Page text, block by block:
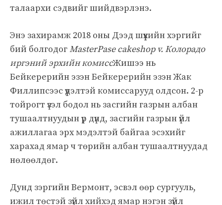
талаархи сэдвийг шийдвэрлэнэ.
Энэ захирамж 2018 оны Дээд шүүхийн хэргийг
бий болгодогMasterPase cakeshop v. Колорадо
иргэний эрхийн комиссЖишээ нь
Бейкерерийн эзэн Бейкерерийн эзэн Жак
Филлипсээс үүдэлтэй комиссарууд олдсон. 2-р
тойрогт үзэл бодол нь засгийн газрын албан
тушаалтнуудын үр дүнд, засгийн газрын үйл
ажиллагаа эрх мэдэлтэй байгаа эсэхийг
харахад ямар ч төрийн албан тушаалтнуудад
нөлөөлдөг.
Дунд зэргийн Вермонт, эсвэл өөр сургууль,
ижил төстэй зүйл хийхэд ямар нэгэн зүйл